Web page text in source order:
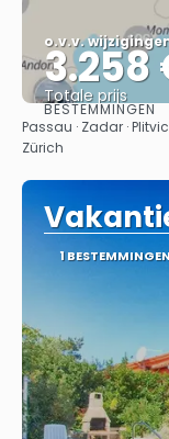
o.v.v.
3.258
Totale prijs
BESTEMMINGEN
Passau · Zadar ·
Zürich
1